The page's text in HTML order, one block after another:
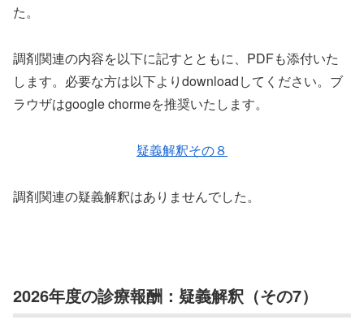
た。
調剤関連の内容を以下に記すとともに、PDFも添付いた
します。必要な方は以下よりdownloadしてください。ブ
ラウザはgoogle chormeを推奨いたします。
疑義解釈その８
調剤関連の疑義解釈はありませんでした。
2026年度の診療報酬：疑義解釈（その7）